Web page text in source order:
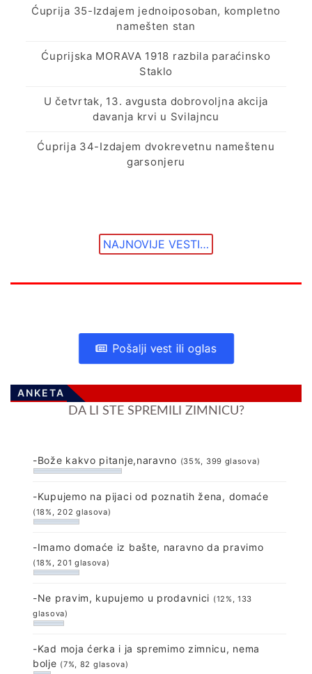
Ćuprija 35-Izdajem jednoiposoban, kompletno
namešten stan
Ćuprijska MORAVA 1918 razbila paraćinsko
Staklo
U četvrtak, 13. avgusta dobrovoljna akcija
davanja krvi u Svilajncu
Ćuprija 34-Izdajem dvokrevetnu nameštenu
garsonjeru
NAJNOVIJE VESTI…
Pošalji vest ili oglas
ANKETA
DA LI STE SPREMILI ZIMNICU?
-Bože kakvo pitanje,naravno (35%, 399 glasova)
-Kupujemo na pijaci od poznatih žena, domaće
(18%, 202 glasova)
-Imamo domaće iz bašte, naravno da pravimo
(18%, 201 glasova)
-Ne pravim, kupujemo u prodavnici (12%, 133
glasova)
-Kad moja ćerka i ja spremimo zimnicu, nema
bolje (7%, 82 glasova)